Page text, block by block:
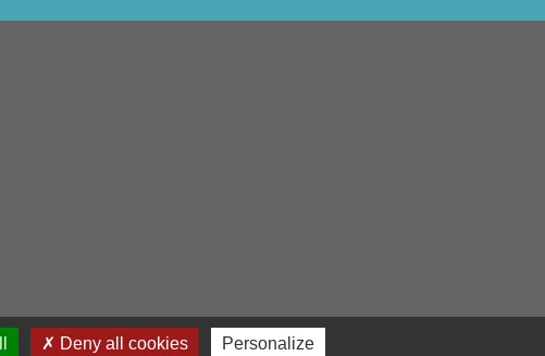
Deny all cookies Personalize